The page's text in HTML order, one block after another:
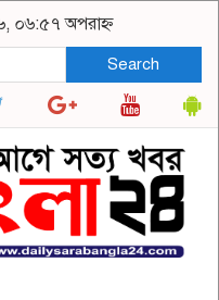
০৬:৫৭ অপরাহ্ন
Search